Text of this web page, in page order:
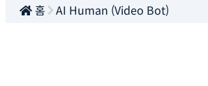
홈 AI Human (Video Bot)